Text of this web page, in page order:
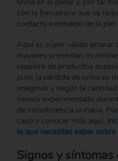
con la frecuencia que se
contacto extendido de la piel
Aquí es súper válido aclarar
mayores presentan
requiere de productos
pues la pérdida de orina es
imaginas y según la
hemos experimentado
de incontinencia urinaria.
caso o conocer más aquí,
lo que necesitas saber
Signos y